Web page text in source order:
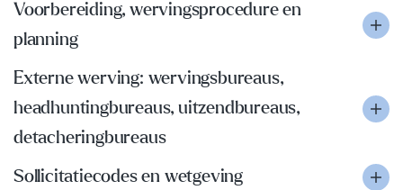
Voorbereiding, wervingsprocedure en
planning
Externe werving: wervingsbureaus,
headhuntingbureaus, uitzendbureaus,
detacheringbureaus
Sollicitatiecodes en wetgeving